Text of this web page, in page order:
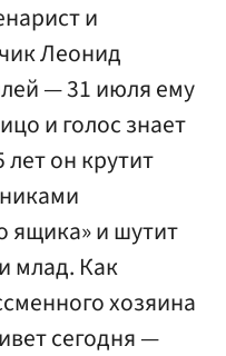
и
Леонид
— 31 июля ему
и голос знает
лет он крутит
ящика» и шутит
млад. Как
хозяина
сегодня —